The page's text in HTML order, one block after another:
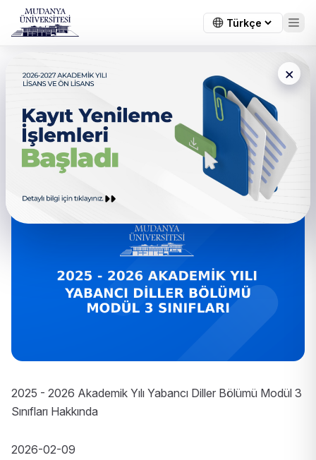
×
← Tüm duyurular
2025 - 2026 Akademik Yılı
Yabancı Diller Bölümü Modül 3
Sınıfları Hakkında
2025 - 2026 Akademik Yılı Yabancı Diller Bölümü Modül 3
Sınıfları Hakkında
2026-02-09